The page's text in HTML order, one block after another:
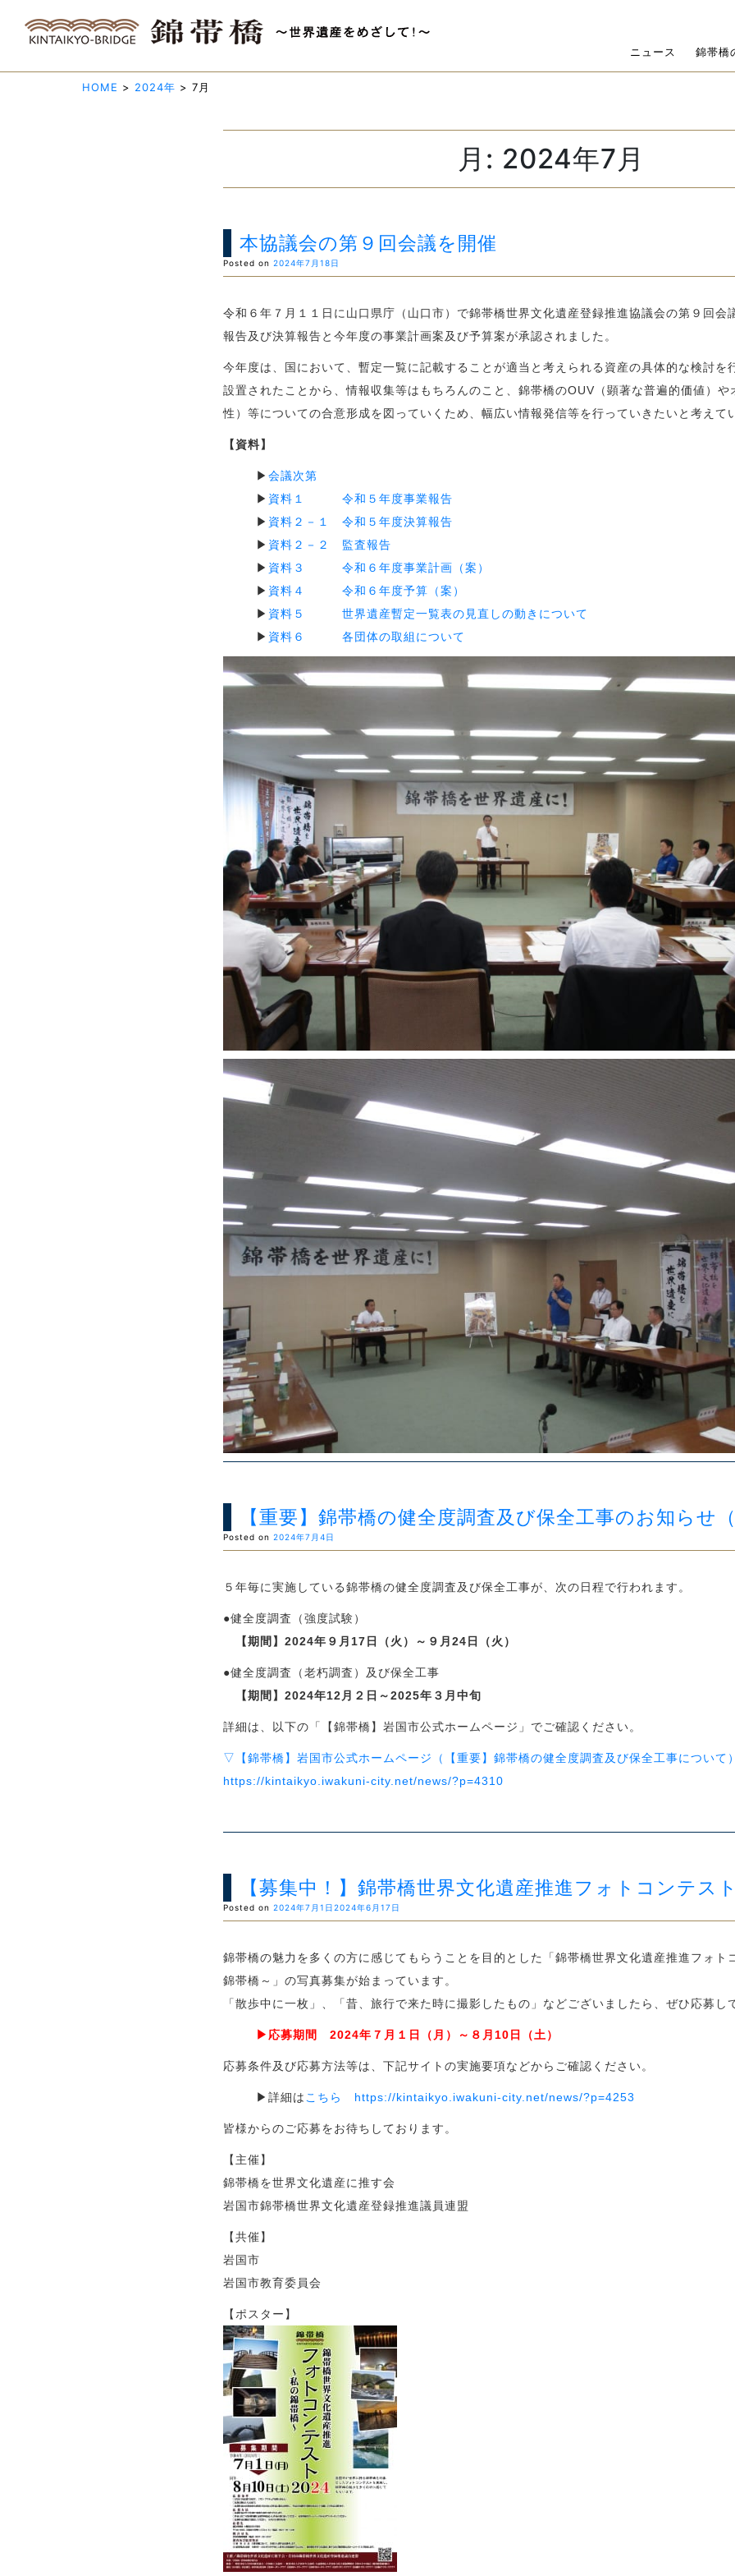
ニュース 錦帯橋
HOME > 2024年 > 7月
月: 2024年7月
本協議会の第９回会議を開催
Posted on 2024年7月18日
令和６年７月１１日に山口県庁（山口市）で錦帯橋世界文化遺産登録推進協議会の第９回会
報告及び決算報告と今年度の事業計画案及び予算案が承認されました。
今年度は、国において、暫定一覧に記載することが適当と考えられる資産の具体的な検討を
設置されたことから、情報収集等はもちろんのこと、錦帯橋のOUV（顕著な普遍的価値）や
性）等についての合意形成を図っていくため、幅広い情報発信等を行っていきたいと考えて
【資料】
▶ 会議次第
▶ 資料１ 令和５年度事業報告
▶ 資料２－１ 令和５年度決算報告
▶ 資料２－２ 監査報告
▶ 資料３ 令和６年度事業計画（案）
▶ 資料４ 令和６年度予算（案）
▶ 資料５ 世界遺産暫定一覧表の見直しの動きについて
▶ 資料６ 各団体の取組について
【重要】錦帯橋の健全度調査及び保全工事のお知らせ
Posted on 2024年7月4日
５年毎に実施している錦帯橋の健全度調査及び保全工事が、次の日程で行われます。
●健全度調査（強度試験）
【期間】2024年９月17日（火）～９月24日（火）
●健全度調査（老朽調査）及び保全工事
【期間】2024年12月２日～2025年３月中旬
詳細は、以下の「【錦帯橋】岩国市公式ホームページ」でご確認ください。
▽【錦帯橋】岩国市公式ホームページ（【重要】錦帯橋の健全度調査及び保全工事について）
https://kintaikyo.iwakuni-city.net/news/?p=4310
【募集中！】錦帯橋世界文化遺産推進フォトコンテス
Posted on 2024年7月1日2024年6月17日
錦帯橋の魅力を多くの方に感じてもらうことを目的とした「錦帯橋世界文化遺産推進フォ
錦帯橋～」の写真募集が始まっています。
「散歩中に一枚」、「昔、旅行で来た時に撮影したもの」などございましたら、ぜひ応募し
▶応募期間 2024年７月１日（月）～８月10日（土）
応募条件及び応募方法等は、下記サイトの実施要項などからご確認ください。
▶詳細は こちら https://kintaikyo.iwakuni-city.net/news/?p=4253
皆様からのご応募をお待ちしております。
【主催】
錦帯橋を世界文化遺産に推す会
岩国市錦帯橋世界文化遺産登録推進議員連盟
【共催】
岩国市
岩国市教育委員会
【ポスター】